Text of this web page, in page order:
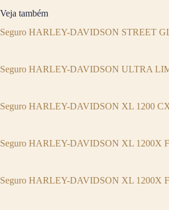
Veja também
Seguro HARLEY-DAVIDSON STREET
Seguro HARLEY-DAVIDSON ULTRA
Seguro HARLEY-DAVIDSON XL 1200
Seguro HARLEY-DAVIDSON XL 1200X
Seguro HARLEY-DAVIDSON XL 1200X